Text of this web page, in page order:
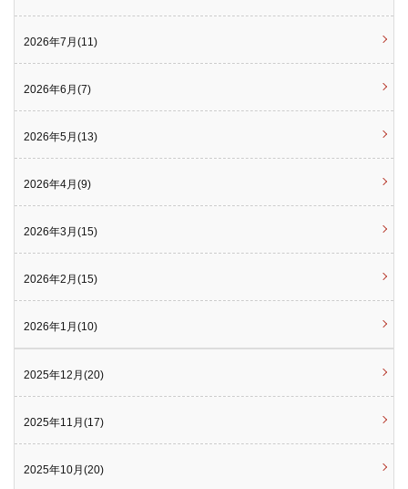
2026年7月(11)
2026年6月(7)
2026年5月(13)
2026年4月(9)
2026年3月(15)
2026年2月(15)
2026年1月(10)
2025年12月(20)
2025年11月(17)
2025年10月(20)